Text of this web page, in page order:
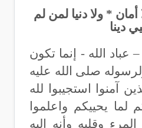
أمان * ولا دنيا لمن لم
دينا
عباد الله - إنما تكون
صلى الله عليه
آمنوا استجيبوا لله
لما يحييكم واعلموا
وقلبه وأنه إليه